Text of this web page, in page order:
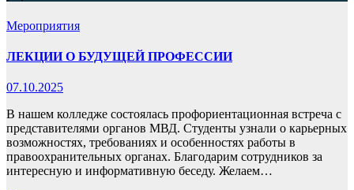
Мероприятия
ЛЕКЦИИ О БУДУЩЕЙ ПРОФЕССИИ
07.10.2025
В нашем колледже состоялась профориентационная встреча с
представителями органов МВД. Студенты узнали о карьерных
возможностях, требованиях и особенностях работы в
правоохранительных органах. Благодарим сотрудников за
интересную и информативную беседу. Желаем…